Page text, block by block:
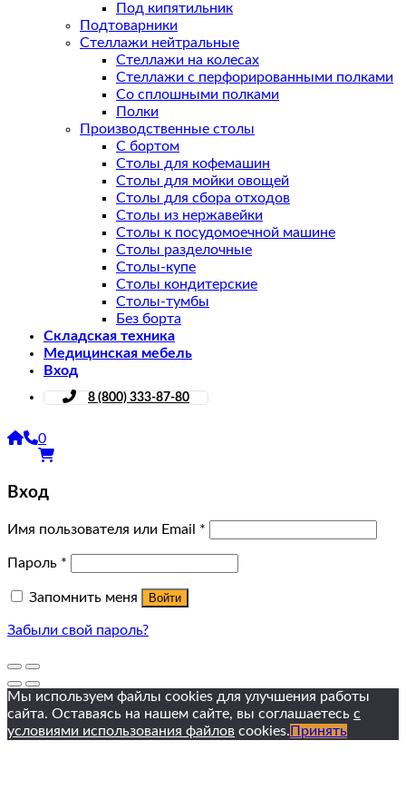
Под кипятильник
Подтоварники
Стеллажи нейтральные
Стеллажи на колесах
Стеллажи с перфорированными полками
Со сплошными полками
Полки
Производственные столы
С бортом
Столы для кофемашин
Столы для мойки овощей
Столы для сбора отходов
Столы из нержавейки
Столы к посудомоечной машине
Столы разделочные
Столы-купе
Столы кондитерские
Столы-тумбы
Без борта
Складская техника
Медицинская мебель
Вход
8 (800) 333-87-80
0
Вход
Имя пользователя или Email *
Пароль *
Запомнить меня Войти
Забыли свой пароль?
Мы используем файлы cookies для улучшения работы
сайта. Оставаясь на нашем сайте, вы соглашаетесь с
условиями использования файлов cookies. Принять